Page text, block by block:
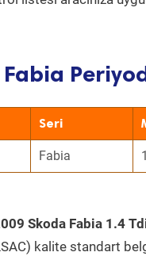
Seri
Fabia
Skoda Fabia 1.4
kalite standart